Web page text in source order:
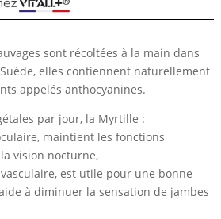
sont récoltées à la main dans
elles contiennent naturellement
appelés anthocyanines.
par jour, la Myrtille :
maintient les fonctions
vision nocturne,
est utile pour une bonne
à diminuer la sensation de jambes